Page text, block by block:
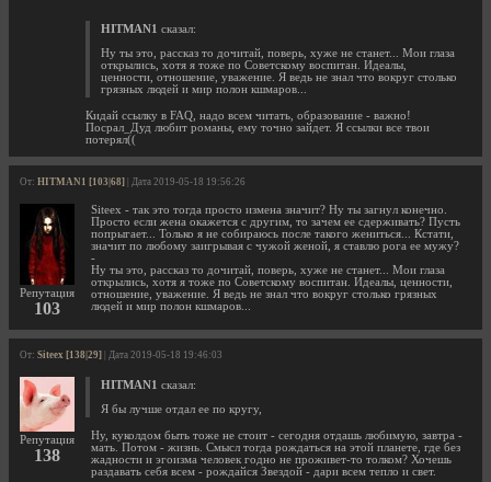
HITMAN1 сказал:
Ну ты это, рассказ то дочитай, поверь, хуже не станет... Мои глаза
открылись, хотя я тоже по Советскому воспитан. Идеалы,
ценности, отношение, уважение. Я ведь не знал что вокруг столько
грязных людей и мир полон кшмаров...
Кидай ссылку в FAQ, надо всем читать, образование - важно!
Посрал_Дуд любит романы, ему точно зайдет. Я ссылки все твои
потерял((
От: HITMAN1 [103|68] | Дата 2019-05-18 19:56:26
Репутация
103
Siteex - так это тогда просто измена значит? Ну ты загнул конечно.
Просто если жена окажется с другим, то зачем ее сдерживать? Пусть
попрыгает... Только я не собираюсь после такого жениться... Кстати,
значит по любому заигрывая с чужой женой, я ставлю рога ее мужу?
-
Ну ты это, рассказ то дочитай, поверь, хуже не станет... Мои глаза
открылись, хотя я тоже по Советскому воспитан. Идеалы, ценности,
отношение, уважение. Я ведь не знал что вокруг столько грязных
людей и мир полон кшмаров...
От: Siteex [138|29] | Дата 2019-05-18 19:46:03
Репутация
138
HITMAN1 сказал:
Я бы лучше отдал ее по кругу,
Ну, куколдом быть тоже не стоит - сегодня отдашь любимую, завтра -
мать. Потом - жизнь. Смысл тогда рождаться на этой планете, где без
жадности и эгоизма человек годно не проживет-то толком? Хочешь
раздавать себя всем - рождайся Звездой - дари всем тепло и свет.